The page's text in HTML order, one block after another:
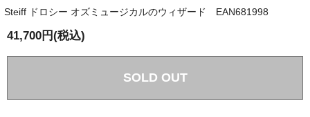
国内で一度検品をしますので、決済確認後、２～４
週間でのお届けとなります。
（稀に、通関手続き等に時間がかかり、納期が遅れる
兵庫県 A・K 様 （女性）
「ベアちゃんの紹介分が丁寧に書かれていたこ
と（いつの作品など）」
Steiff ドロシー オズミュージカルのウィザード EAN681998
41,700円(税込)
SOLD OUT